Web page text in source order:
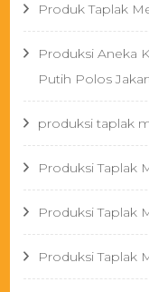
Produk Taplak
Produksi Aneka
Putih Polos
produksi taplak
Produksi Taplak
Produksi Taplak
Produksi Taplak